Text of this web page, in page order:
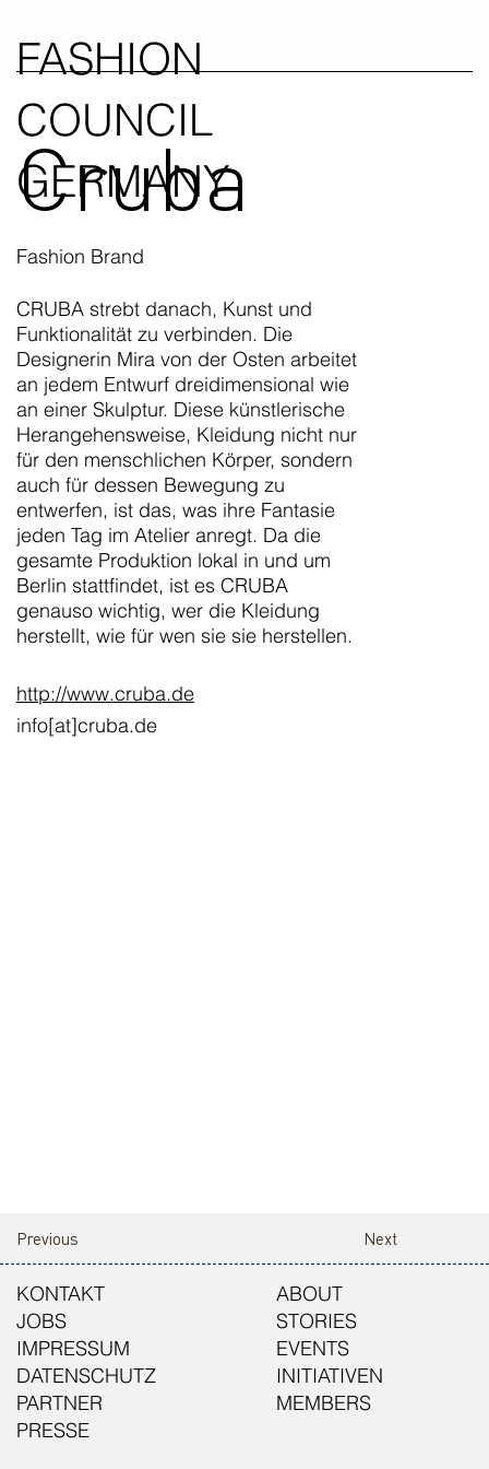
FASHION
COUNCIL
GERMANY
Cruba
Fashion Brand
CRUBA strebt danach, Kunst und
Funktionalität zu verbinden. Die
Designerin Mira von der Osten arbeitet
an jedem Entwurf dreidimensional wie
an einer Skulptur. Diese künstlerische
Herangehensweise, Kleidung nicht nur
für den menschlichen Körper, sondern
auch für dessen Bewegung zu
entwerfen, ist das, was ihre Fantasie
jeden Tag im Atelier anregt. Da die
gesamte Produktion lokal in und um
Berlin stattfindet, ist es CRUBA
genauso wichtig, wer die Kleidung
herstellt, wie für wen sie sie herstellen.
http://www.cruba.de
info[at]cruba.de
Next
Previous
KONTAKT
JOBS
IMPRESSUM
DATENSCHUTZ
PARTNER
PRESSE
ABOUT
STORIES
EVENTS
INITIATIVEN
MEMBERS